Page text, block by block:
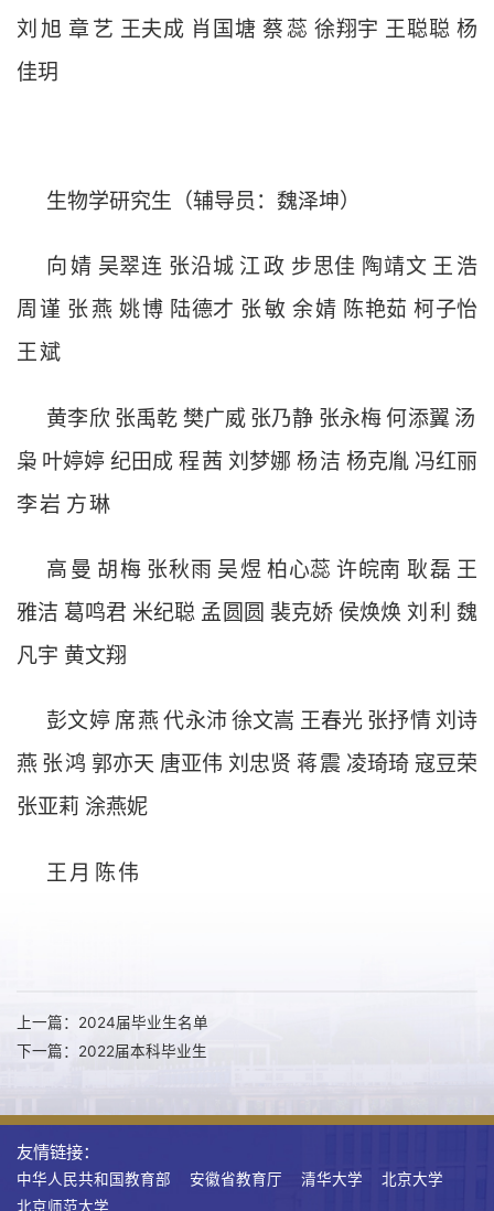
刘 旭 章 艺 王夫成 肖国塘 蔡 蕊 徐翔宇 王聪聪 杨
佳玥
生物学研究生（辅导员：魏泽坤）
向婧 吴翠连 张沿城 江政 步思佳 陶靖文 王 浩
周谨 张燕 姚博 陆德才 张敏 余婧 陈艳茹 柯子怡
王斌
黄李欣 张禹乾 樊广威 张乃静 张永梅 何添翼 汤
枭 叶婷婷 纪田成 程茜 刘梦娜 杨洁 杨克胤 冯红丽
李岩 方琳
高 曼 胡梅 张秋雨 吴煜 柏心蕊 许皖南 耿磊 王
雅洁葛鸣君 米纪聪 孟圆圆 裴克娇 侯焕焕 刘利 魏
凡宇 黄文翔
彭文婷 席燕 代永沛徐文嵩 王春光 张抒情 刘诗
燕 张鸿 郭亦天 唐亚伟 刘忠贤 蒋震 凌琦琦 寇豆荣
张亚莉 涂燕妮
王 月 陈伟
上一篇：2024届毕业生名单
下一篇：2022届本科毕业生
友情链接：
中华人民共和国教育部 安徽省教育厅 清华大学
北京大学
北京师范大学